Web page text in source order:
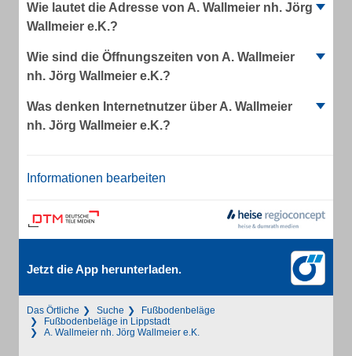
Wie lautet die Adresse von A. Wallmeier nh. Jörg
Wallmeier e.K.?
Wie sind die Öffnungszeiten von A. Wallmeier
nh. Jörg Wallmeier e.K.?
Was denken Internetnutzer über A. Wallmeier
nh. Jörg Wallmeier e.K.?
Informationen bearbeiten
Jetzt die App herunterladen.
Das Örtliche Suche
Fußbodenbeläge
Fußbodenbeläge in Lippstadt
A. Wallmeier nh. Jörg Wallmeier e.K.